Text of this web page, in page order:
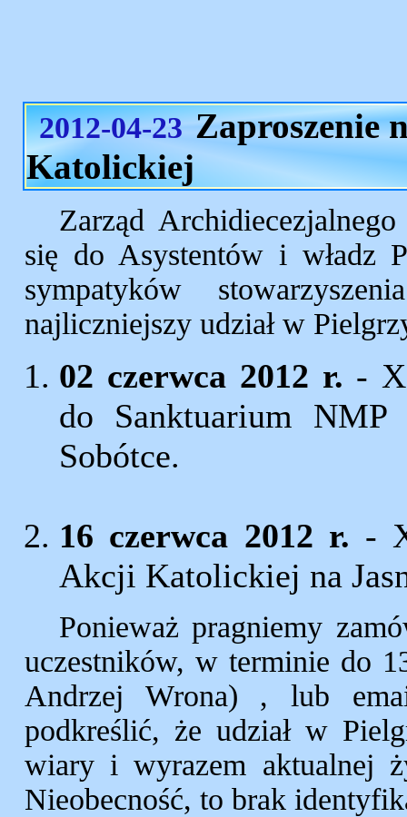
2012-04-23 Zaproszenie
Katolickiej
Zarząd
się do Asystentów i władz
sympatyków
najliczniejszy udział w
02 czerwca 2012 r. -
do Sanktuarium
Sobótce.
16 czerwca 2012 r. -
Akcji Katolickiej na
Ponieważ pragniemy
uczestników, w terminie do
Andrzej Wrona) , lub
podkreślić, że udział w
wiary i wyrazem aktualnej
Nieobecność, to brak